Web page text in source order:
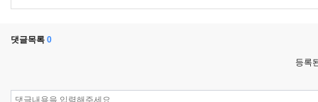
댓글목록 0
등록